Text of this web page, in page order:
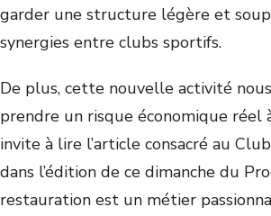
garder une structure légère et
synergies entre clubs sportifs.
De plus, cette nouvelle activité
prendre un risque économique réel à
invite à lire l’article consacré au
dans l’édition de ce dimanche du
restauration est un métier